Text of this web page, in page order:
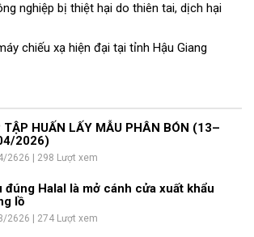
nghiệp bị thiệt hại do thiên tai, dịch hại
chiếu xạ hiện đại tại tỉnh Hậu Giang
TẬP HUẤN LẤY MẪU PHÂN BÓN (13–
2026)
2626 | 298 Lượt xem
đúng Halal là mở cánh cửa xuất khẩu
lồ
2626 | 274 Lượt xem